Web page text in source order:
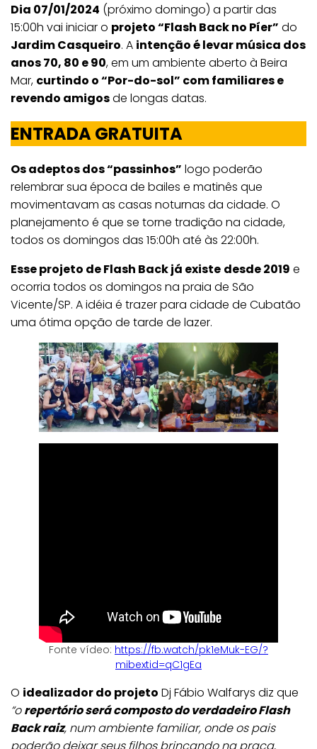
Dia 07/01/2024 (próximo domingo) a partir das
15:00h vai iniciar o projeto “Flash Back no Píer” do
Jardim Casqueiro. A intenção é levar música dos
anos 70, 80 e 90, em um ambiente aberto à Beira
Mar, curtindo o “Por-do-sol” com familiares e
revendo amigosde longas datas.
ENTRADA GRATUITA
Os adeptos dos “passinhos” logo poderão
relembrar sua época de bailes e matinês que
movimentavam as casas noturnas da cidade. O
planejamento é que se torne tradição na cidade,
todos os domingos das 15:00h até às 22:00h.
Esse projeto de Flash Back já existe desde 2019 e
ocorria todos os domingos na praia de São
Vicente/SP. A idéia é trazer para cidade de Cubatão
uma ótima opção de tarde de lazer.
Fonte vídeo: https://fb.watch/pk1eMuk-EG/?
mibextid=qC1gEa
O idealizador do projeto Dj Fábio Walfarys diz que
“orepertório será composto do verdadeiro Flash
Back raiz, num ambiente familiar, onde os pais